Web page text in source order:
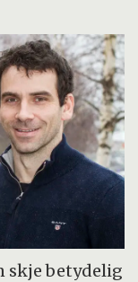
skje betydelig